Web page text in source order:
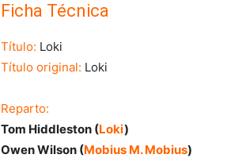
Ficha Técnica
Título: Loki
Título original: Loki
Reparto:
Tom Hiddleston (Loki)
Owen Wilson (Mobius M. Mobius)